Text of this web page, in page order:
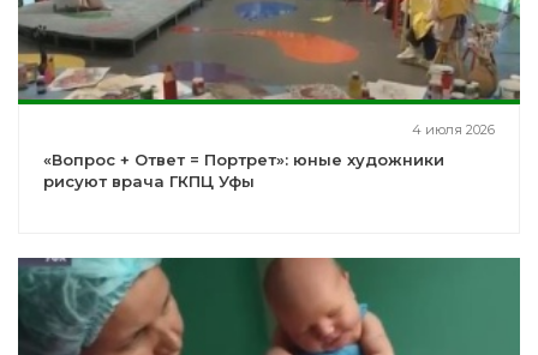
4 июля 2026
«Вопрос + Ответ = Портрет»: юные художники
рисуют врача ГКПЦ Уфы